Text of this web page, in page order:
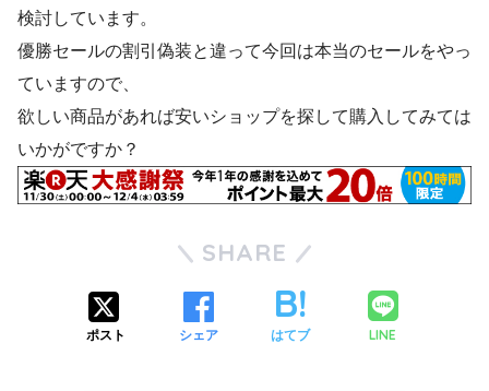
検討しています。
優勝セールの割引偽装と違って今回は本当のセールをやっ
ていますので、
欲しい商品があれば安いショップを探して購入してみては
いかがですか？
SHARE
ポスト シェア はてブ LINE